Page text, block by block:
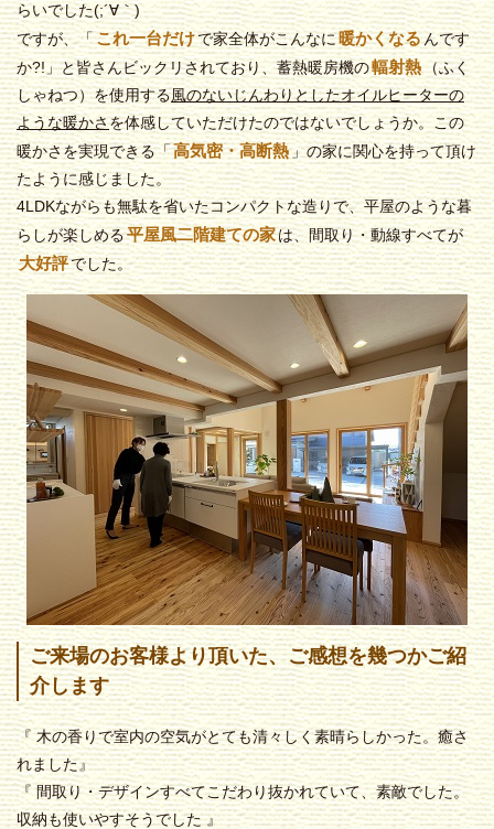
らいでした(;´∀｀)
ですが、「これ一台だけで家全体がこんなに暖かくなるんです
か?!」と皆さんビックリされており、蓄熱暖房機の輻射熱 （ふく
しゃねつ）を使用する風のないじんわりとしたオイルヒーターの
ような暖かさを体感していただけたのではないでしょうか。この
暖かさを実現できる「高気密・高断熱」の家に関心を持って頂け
たように感じました。
4LDKながらも無駄を省いたコンパクトな造りで、平屋のような暮
らしが楽しめる平屋風二階建ての家は、間取り・動線すべてが
大好評でした。
ご来場のお客様より頂いた、ご感想を幾つかご紹
介します
『 木の香りで室内の空気がとても清々しく素晴らしかった。癒さ
れました』
『 間取り・デザインすべてこだわり抜かれていて、素敵でした。
収納も使いやすそうでした 』